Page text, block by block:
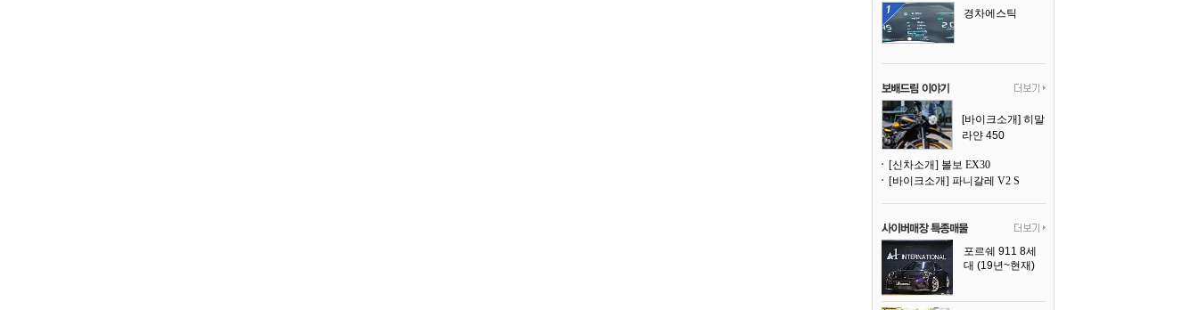
경차에스틱
[바이크소개] 히말
라얀 450
[신차소개] 볼보 EX30
[바이크소개] 파니갈레 V2 S
포르쉐 911 8세
대 (19년~현재)